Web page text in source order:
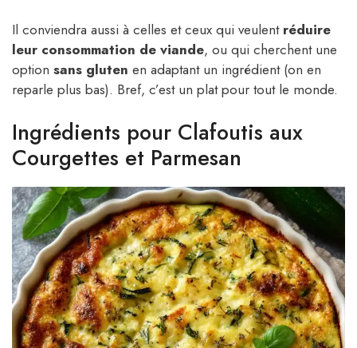
Il conviendra aussi à celles et ceux qui veulent réduire
leur consommation de viande, ou qui cherchent une
option sans gluten en adaptant un ingrédient (on en
reparle plus bas). Bref, c’est un plat pour tout le monde.
Ingrédients pour Clafoutis aux
Courgettes et Parmesan